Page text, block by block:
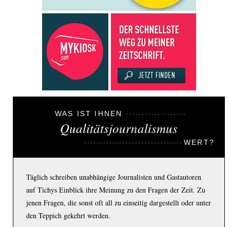
WAS IST IHNEN
Qualitätsjournalismus
WERT?
Täglich schreiben unabhängige Journalisten und Gastautoren
auf Tichys Einblick ihre Meinung zu den Fragen der Zeit. Zu
jenen Fragen, die sonst oft all zu einseitig dargestellt oder unter
den Teppich gekehrt werden.